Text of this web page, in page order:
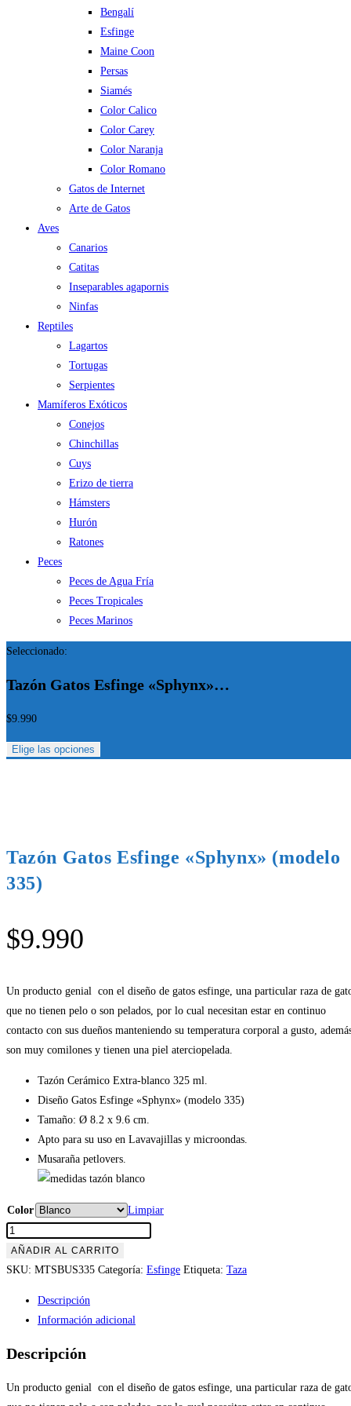
Bengalí
Esfinge
Maine Coon
Persas
Siamés
Color Calico
Color Carey
Color Naranja
Color Romano
Gatos de Internet
Arte de Gatos
Aves
Canarios
Catitas
Inseparables agapornis
Ninfas
Reptiles
Lagartos
Tortugas
Serpientes
Mamíferos Exóticos
Conejos
Chinchillas
Cuys
Erizo de tierra
Hámsters
Hurón
Ratones
Peces
Peces de Agua Fría
Peces Tropicales
Peces Marinos
Seleccionado:
Tazón Gatos Esfinge «Sphynx»…
$9.990
Elige las opciones
Tazón Gatos Esfinge «Sphynx» (modelo
335)
$9.990
Un producto genial con el diseño de gatos esfinge, una particular raza de
que no tienen pelo o son pelados, por lo cual necesitan estar en continuo
contacto con sus dueños manteniendo su temperatura corporal a gusto,
son muy comilones y tienen una piel aterciopelada.
Tazón Cerámico Extra-blanco 325 ml.
Diseño Gatos Esfinge «Sphynx» (modelo 335)
Tamaño: Ø 8.2 x 9.6 cm.
Apto para su uso en Lavavajillas y microondas.
Musaraña petlovers.
Color
Limpiar
Tazón
Gatos
Esfinge
(modelo
cantidad
AÑADIR AL CARRITO
SKU: MTSBUS335 Categoría: Esfinge Etiqueta: Taza
Descripción
Información adicional
Descripción
Un producto genial con el diseño de gatos esfinge, una particular raza de